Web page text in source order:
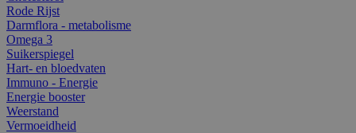
Rode Rijst
Darmflora - metabolisme
Omega 3
Suikerspiegel
Hart- en bloedvaten
Immuno - Energie
Energie booster
Weerstand
Vermoeidheid